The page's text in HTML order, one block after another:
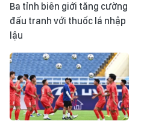
Ba tỉnh biên giới tăng cường
đấu tranh với thuốc lá nhập
lậu